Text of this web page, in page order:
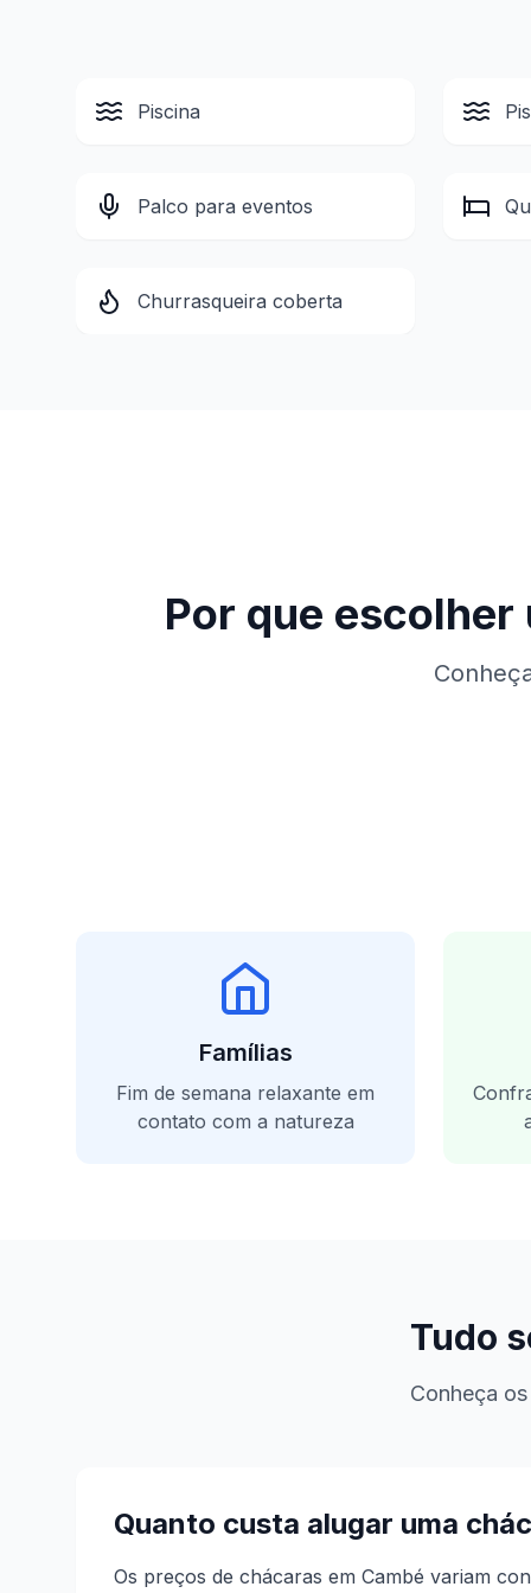
Piscina
Palco para eventos
Churrasqueira coberta
Por que
Famílias
Fim de semana relaxante em
contato com a natureza
Tudo
Conheça
Quanto custa alugar uma
Os preços de chácaras em Cambé variam